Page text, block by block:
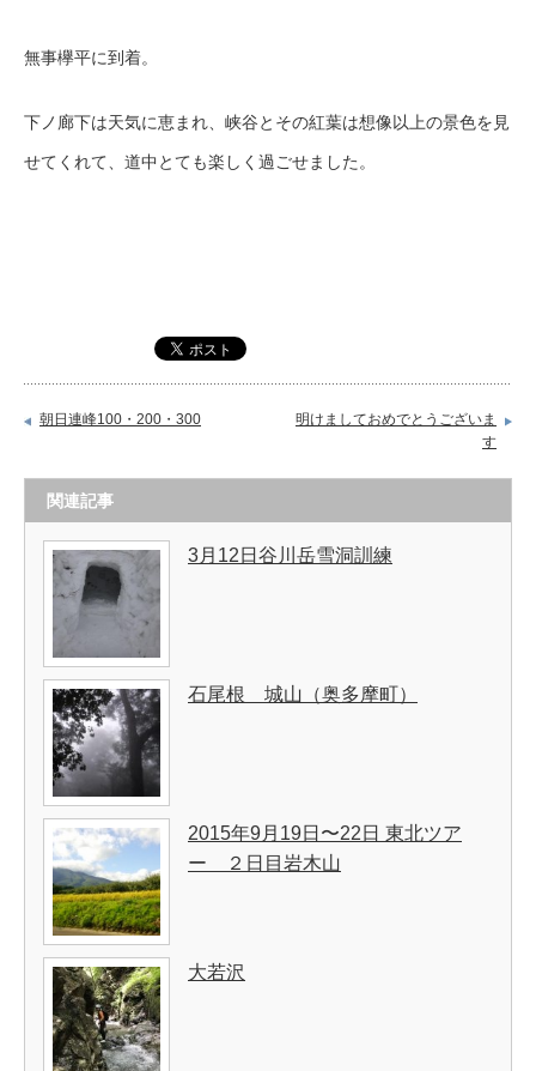
無事欅平に到着。
下ノ廊下は天気に恵まれ、峡谷とその紅葉は想像以上の景色を見
せてくれて、道中とても楽しく過ごせました。
朝日連峰100・200・300
明けましておめでとうございま
す
関連記事
3月12日谷川岳雪洞訓練
石尾根 城山（奥多摩町）
2015年9月19日〜22日 東北ツア
ー ２日目岩木山
大若沢